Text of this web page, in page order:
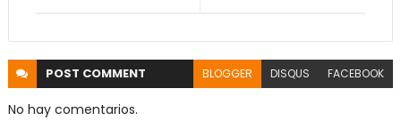
POST COMMENT BLOGGER DISQUS FACEBOOK
No hay comentarios.